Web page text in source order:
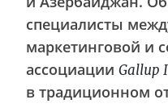
специалисты
маркетинговой и
ассоциации Gallup
в традиционном